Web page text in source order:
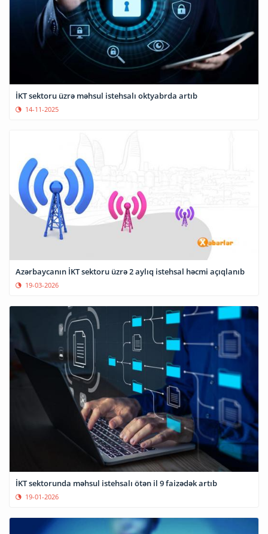
İKT sektoru üzrə məhsul istehsalı oktyabrda artıb
14-11-2025
Azərbaycanın İKT sektoru üzrə 2 aylıq istehsal həcmi açıqlanıb
19-03-2026
İKT sektorunda məhsul istehsalı ötən il 9 faizədək artıb
19-01-2026